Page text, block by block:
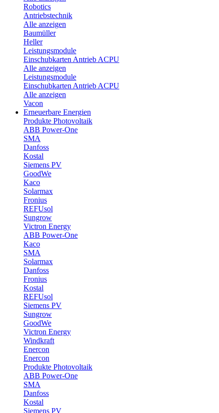
Robotics
Antriebstechnik
Alle anzeigen
Baumüller
Heller
Leistungsmodule
Einschubkarten Antrieb ACPU
Alle anzeigen
Leistungsmodule
Einschubkarten Antrieb ACPU
Alle anzeigen
Vacon
Erneuerbare Energien
Produkte Photovoltaik
ABB Power-One
SMA
Danfoss
Kostal
Siemens PV
GoodWe
Kaco
Solarmax
Fronius
REFUsol
Sungrow
Victron Energy
ABB Power-One
Kaco
SMA
Solarmax
Danfoss
Fronius
Kostal
REFUsol
Siemens PV
Sungrow
GoodWe
Victron Energy
Windkraft
Enercon
Enercon
Produkte Photovoltaik
ABB Power-One
SMA
Danfoss
Kostal
Siemens PV